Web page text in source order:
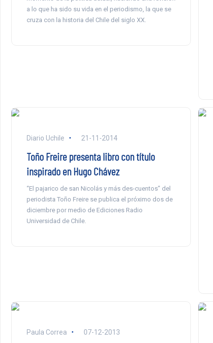
a lo que ha sido su vida en el periodismo, la que se
cruza con la historia del Chile del siglo XX.
Diario Uchile 21-11-2014
Toño Freire presenta libro con título
inspirado en Hugo Chávez
“El pajarico de san Nicolás y más des-cuentos” del
periodista Toño Freire se publica el próximo dos de
diciembre por medio de Ediciones Radio
Universidad de Chile.
Paula Correa 07-12-2013